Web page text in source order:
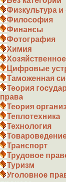
Физкультура и
Философия
Финансы
Фотография
Химия
Цифровые
Таможенная
Теория
права
Теория
Теплотехника
Технология
Транспорт
Трудовое
Туризм
Уголовное